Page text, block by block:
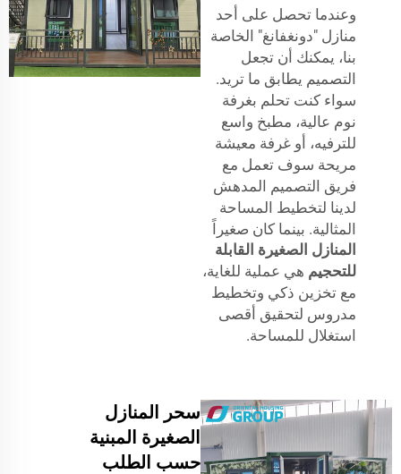
وعندما تحصل على أحد
منازل "دونغفانغ" الخاصة
بنا، يمكنك أن تجعل
التصميم يطابق ما تريد.
سواء كنت تحلم بغرفة
نوم عالية، مطبخ واسع
للترفيه، أو غرفة معيشة
مريحة سوف تعمل مع
فريق التصميم المدهش
لدينا لتخطيط المساحة
المثالية. بينما كان صغيراً
المنازل الصغيرة القابلة
للتحجيم هي عملية للغاية،
مع تخزين ذكي وتخطيط
مدروس لتحقيق أقصى
استغلال للمساحة.
سحر المنازل
الصغيرة المبنية
حسب الطلب